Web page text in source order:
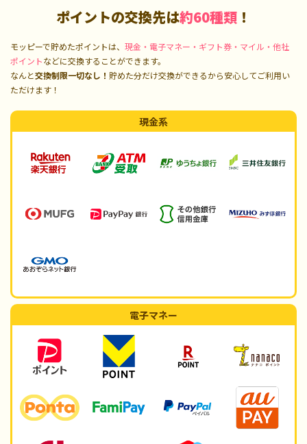
ポイントの交換先は約60種類 ！
モッピーで貯めたポイントは、 現金・電子マネー・ギフト券・マイル・他社
ポイントなどに交換することができます。
なんと交換制限一切なし！ 貯めた分だけ交換ができるから安心してご利用い
ただけます！
現金系
電子マネー